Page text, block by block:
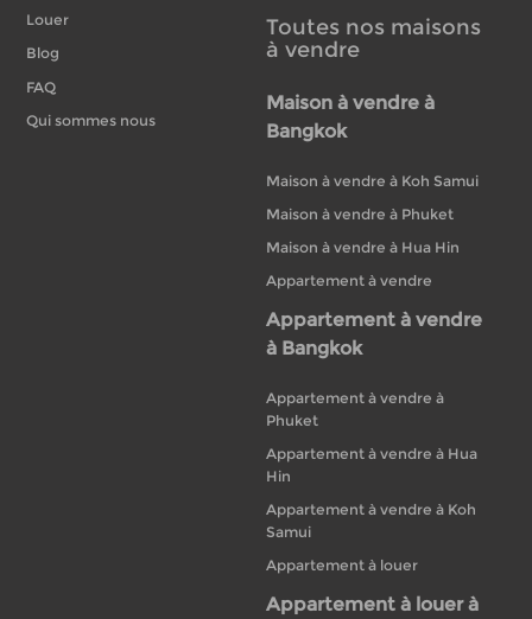
Louer
Blog
FAQ
Qui sommes nous
Toutes nos maisons
à vendre
Maison à vendre à
Bangkok
Maison à vendre à Koh Samui
Maison à vendre à Phuket
Maison à vendre à Hua Hin
Appartement à vendre
Appartement à vendre
à Bangkok
Appartement à vendre à
Phuket
Appartement à vendre à Hua
Hin
Appartement à vendre à Koh
Samui
Appartement à louer
Appartement à louer à